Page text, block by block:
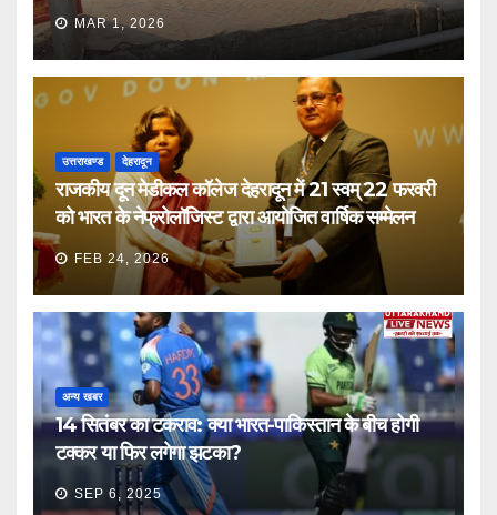
MAR 1, 2026
उत्तराखण्ड देहरादून
राजकीय दून मेडीकल कॉलेज देहरादून में 21 स्वम् 22 फरवरी
को भारत के नेफ्रोलॉजिस्ट द्वारा आयोजित वार्षिक सम्मेलन
FEB 24, 2026
अन्य खबर
14 सितंबर का टकराव: क्या भारत-पाकिस्तान के बीच होगी
टक्कर या फिर लगेगा झटका?
SEP 6, 2025